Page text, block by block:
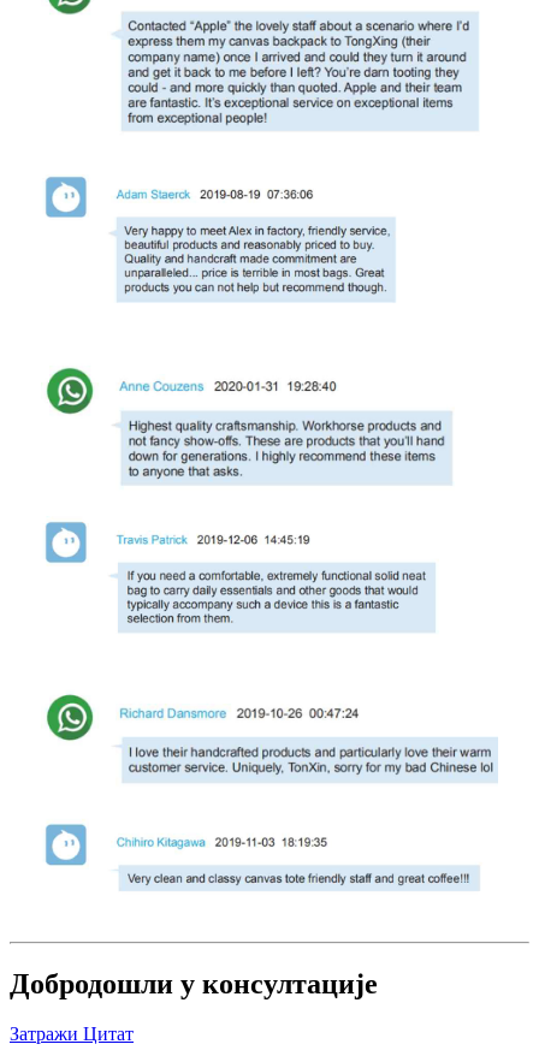
Добродошли у консултације
Затражи Цитат